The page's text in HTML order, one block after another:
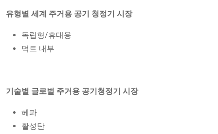
유형별 세계 주거용 공기 청정기 시장
독립형/휴대용
덕트 내부
기술별 글로벌 주거용 공기청정기 시장
헤파
활성탄